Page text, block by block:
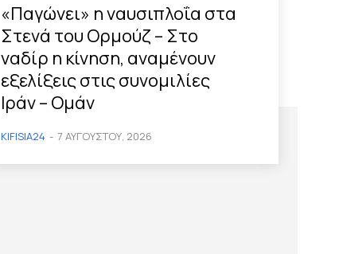
«Παγώνει» η ναυσιπλοΐα στα
Στενά του Ορμούζ – Στο
ναδίρ η κίνηση, αναμένουν
εξελίξεις στις συνομιλίες
Ιράν – Ομάν
KIFISIA24 - 7 ΑΥΓΟΎΣΤΟΥ, 2026